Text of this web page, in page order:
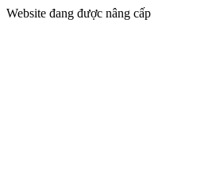
Website đang được nâng cấp